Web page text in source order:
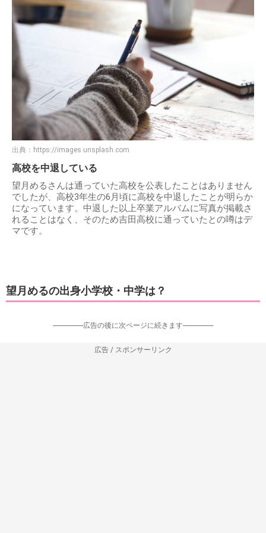
出典： https://images.unsplash.com
高校を中退している
望月めるさんは通っていた高校を公表したことはありません
でしたが、高校3年生の6月頃に高校を中退したことが明らか
になっています。中退した以上卒業アルバムに写真が掲載さ
れることはなく、そのため吉田高校に通っていたとの噂はデ
マです。
望月めるの出身小学校・中学は？
-----------------広告の後に次ページに続きます-----------------
広告 / スポンサーリンク